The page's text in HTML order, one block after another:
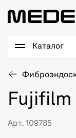
Каталог
Fujifilm
Арт. 109785